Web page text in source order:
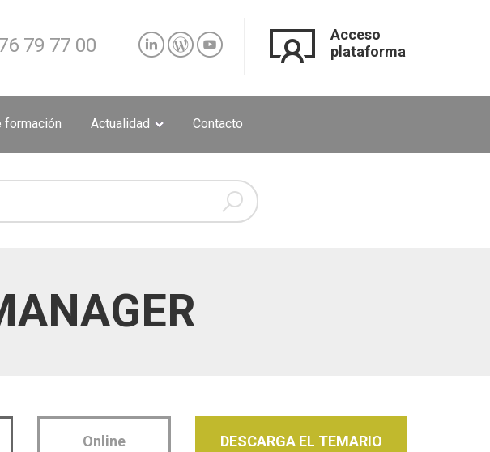
79 77 00
Acceso
plataforma
formación Actualidad Contacto
Online DESCARGA EL TEMARIO